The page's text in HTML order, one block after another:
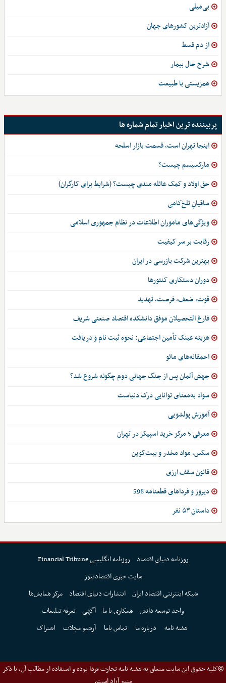
بی‌میلی
آزادترین کشورهای جهان
از دم قسط
شرح حال بیمار
همزیستی با طبیعت
پربیننده ترین اخبار تمام شماره ها
اینجا تهران است، قسمت بازار اسلحه
مارکسیسم چیست؟
حق اولاد و کمک عائله مندی چیست؟ (شرایط برای کارگران)
ساقیانِ تلخ‌کامی
ویژگی‌های ماموران اطلاعات در نظام جمهوری اسلامی
رقابت بر سر کیفیت
بهترین شرکت بازرسی در ایران
دوران دستکاری کنتورها
قوت، ضعف، فرصت، تهدید
فارغ التحصیلان موفق دانشکده اقتصاد صنعتی شریف
هزینه عینک تأمین اجتماعی: نحوه ثبت نام و دریافت
احمقانه‌های مائو
جهش آلمان پس از جنگ جهانی دوم چگونه شروع شد؟
سواد به‌معنای توانایی درک دنیاست
آموزش پولشویی
معرفی 5 مرکز خرید اسپیکر در تهران
سکس، مواد مخدر و بیت‌کوین
قانون سقف ارزی
دیروز و فرداهای قطعنامه 598
داستان ۵۳ نفر
روزنامه دنیای اقتصاد
روزنامه انگلیسی Financial Tribune
سایت خبری اقتصادنیوز
شبکه اینترنتی اقتصاد ایران انتشارات دنیای اقتصاد
مرکز همایش‌ها
واحد توسعه دانش همکاری با ما آگهی تعرفه تبلیغات
هفته نامه
درباره ما تماس باما آرشیو مجلات اشتراک
©کلیه حقوق این سایت متعلق به هفته نامه تجارت فردا بوده و استفاده از مطالب آن، با ذکر